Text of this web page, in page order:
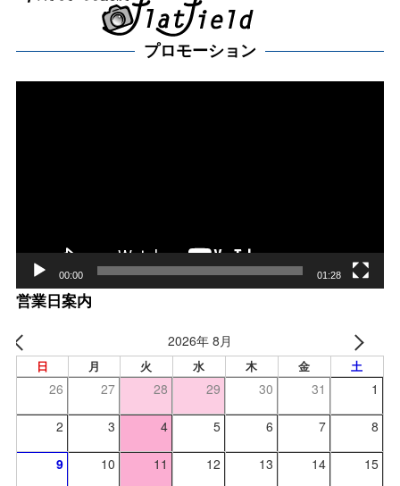
プロモーション
00:00 01:28
営業日案内
2026年 8月
日 月 火 水 木 金 土
26 27 28 29 30 31 1
2 3 4 5 6 7 8
9 10 11 12 13 14 15